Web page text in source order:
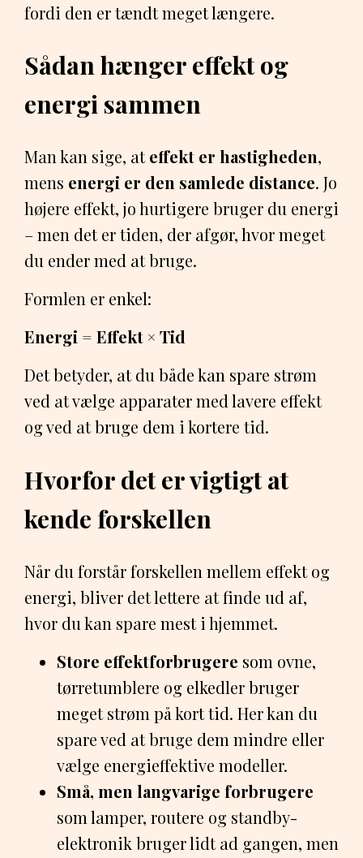
fordi den er tændt meget længere.
Sådan hænger effekt og
energi sammen
Man kan sige, ateffekt er hastigheden,
mens energi er den samlede distance. Jo
højere effekt, jo hurtigere bruger du energi
– men det er tiden, der afgør, hvor meget
du ender med at bruge.
Formlen er enkel:
Energi = Effekt × Tid
Det betyder, at du både kan spare strøm
ved at vælge apparater med lavere effekt
og ved at bruge dem i kortere tid.
Hvorfor det er vigtigt at
kende forskellen
Når du forstår forskellen mellem effekt og
energi, bliver det lettere at finde ud af,
hvor du kan spare mest i hjemmet.
Store effektforbrugere som ovne,
tørretumblere og elkedler bruger
meget strøm på kort tid. Her kan du
spare ved at bruge dem mindre eller
vælge energieffektive modeller.
Små, men langvarige forbrugere
som lamper, routere og standby-
elektronik bruger lidt ad gangen, men